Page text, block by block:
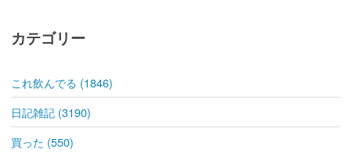
カテゴリー
これ飲んでる (1846)
日記雑記 (3190)
買った (550)